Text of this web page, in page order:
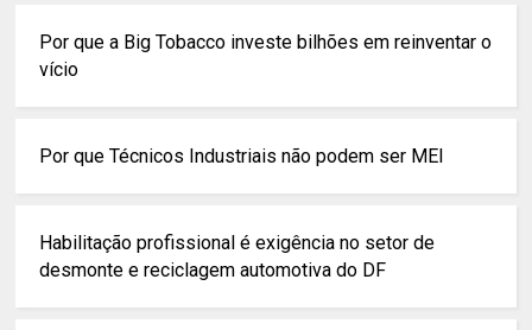
Por que a Big Tobacco investe bilhões em reinventar o
vício
Por que Técnicos Industriais não podem ser MEI
Habilitação profissional é exigência no setor de
desmonte e reciclagem automotiva do DF